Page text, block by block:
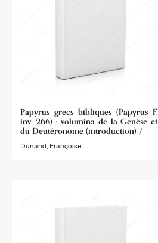
Papyrus grecs bibliques (Papyrus F.
inv. 266) : volumina de la Genèse et
du Deutéronome (introduction) /
Dunand, Françoise